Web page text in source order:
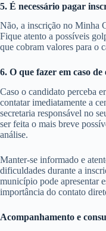
5. É necessário pagar
Não, a inscrição no Minha
Fique atento a possíveis
que cobram valores para o
6. O que fazer em caso
Caso o candidato perceba
contatar imediatamente a
secretaria responsável no
ser feita o mais breve
análise.
Manter-se informado e
dificuldades durante a
município pode apresentar
importância do contato
Acompanhamento e